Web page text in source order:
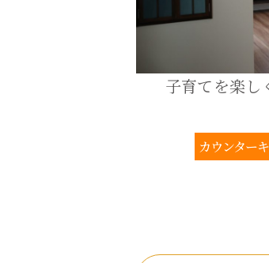
子育てを楽し
カウンター